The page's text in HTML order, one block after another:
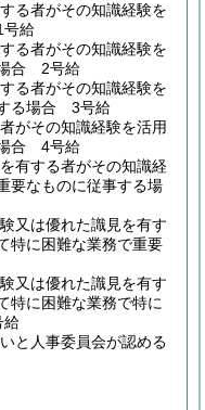
る者がその知識経験を
給
る者がその知識経験を
合 2号給
る者がその知識経験を
る場合 3号給
がその知識経験を活用
場合 4号給
有する者がその知識経
要なものに従事する場
又は優れた識見を有す
特に困難な業務で重要
又は優れた識見を有す
特に困難な業務で特に
給
と人事委員会が認める